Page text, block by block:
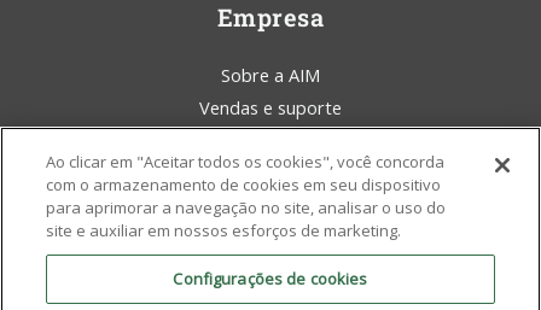
Empresa
Sobre a AIM
Vendas e suporte
Termos e condições
Declaração legal
Conscientização ambiental
Políticas e certificados
Ao clicar em "Aceitar todos os cookies", você concorda
com o armazenamento de cookies em seu dispositivo
para aprimorar a navegação no site, analisar o uso do
site e auxiliar em nossos esforços de marketing.
Configurações de cookies